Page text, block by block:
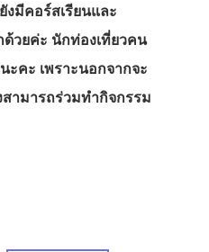
มีคอร์สเรียนและ
วยค่ะ นักท่องเที่ยวคน
ะคะ เพราะนอกจากจะ
ามารถร่วมทำกิจกรรม